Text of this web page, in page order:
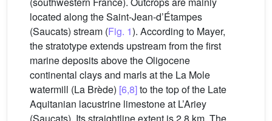
located along the Saint-Jean-d’Étampes
(Saucats) stream (Fig. 1). According to Mayer,
the stratotype extends upstream from the first
marine deposits above the Oligocene
continental clays and marls at the La Mole
watermill (La Brède) [6,8]to the top of the Late
Aquitanian lacustrine limestone at L’Ariey